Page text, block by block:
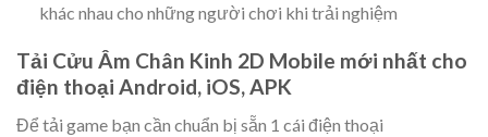
khác nhau cho những người chơi khi trải nghiệm
Tải Cửu Âm Chân Kinh 2D Mobile mới nhất cho
điện thoại Android, iOS, APK
Để tải game bạn cần chuẩn bị sẵn 1 cái điện thoại